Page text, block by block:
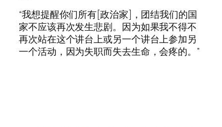
“我想提醒你们所有[政治家]，团结我们的国
家不应该再次发生悲剧。因为如果我不得不
再次站在这个讲台上或另一个讲台上参加另
一个活动，因为失职而失去生命，会疼的。”